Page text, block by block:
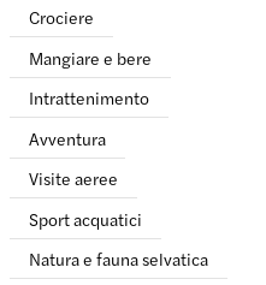
Crociere
Mangiare e bere
Intrattenimento
Avventura
Visite aeree
Sport acquatici
Natura e fauna selvatica